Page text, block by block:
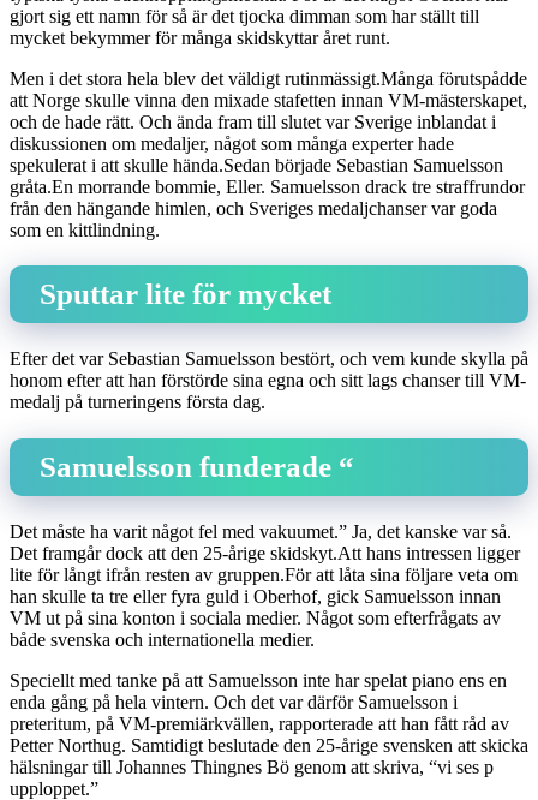
gjort sig ett namn för så är det tjocka dimman som har ställt till
mycket bekymmer för många skidskyttar året runt.
Men i det stora hela blev det väldigt rutinmässigt.Många förutspådde
att Norge skulle vinna den mixade stafetten innan VM-mästerskapet,
och de hade rätt. Och ända fram till slutet var Sverige inblandat i
diskussionen om medaljer, något som många experter hade
spekulerat i att skulle hända.Sedan började Sebastian Samuelsson
gråta.En morrande bommie, Eller. Samuelsson drack tre straffrundor
från den hängande himlen, och Sveriges medaljchanser var goda
som en kittlindning.
Sputtar lite för mycket
Efter det var Sebastian Samuelsson bestört, och vem kunde skylla på
honom efter att han förstörde sina egna och sitt lags chanser till VM-
medalj på turneringens första dag.
Samuelsson funderade “
Det måste ha varit något fel med vakuumet.” Ja, det kanske var så.
Det framgår dock att den 25-årige skidskyt.Att hans intressen ligger
lite för långt ifrån resten av gruppen.För att låta sina följare veta om
han skulle ta tre eller fyra guld i Oberhof, gick Samuelsson innan
VM ut på sina konton i sociala medier. Något som efterfrågats av
både svenska och internationella medier.
Speciellt med tanke på att Samuelsson inte har spelat piano ens en
enda gång på hela vintern. Och det var därför Samuelsson i
preteritum, på VM-premiärkvällen, rapporterade att han fått råd av
Petter Northug. Samtidigt beslutade den 25-årige svensken att skicka
hälsningar till Johannes Thingnes Bö genom att skriva, “vi ses p
upploppet.”